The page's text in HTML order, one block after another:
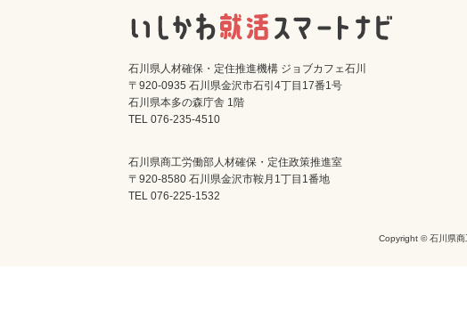
石川県人材確保・定住推進機構 ジョブカフェ石川
〒920-0935 石川県金沢市石引4丁目17番1号
石川県本多の森庁舎 1階
TEL 076-235-4510
石川県商工労働部人材確保・定住政策推進室
〒920-8580 石川県金沢市鞍月1丁目1番地
TEL 076-225-1532
Copyright © 石川県商